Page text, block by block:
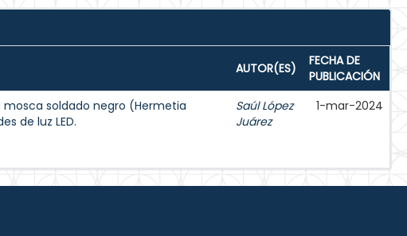
AUTOR(ES)
FECHA DE
PUBLICACIÓN
soldado negro (Hermetia
de luz LED.
Saúl López
Juárez
1-mar-2024